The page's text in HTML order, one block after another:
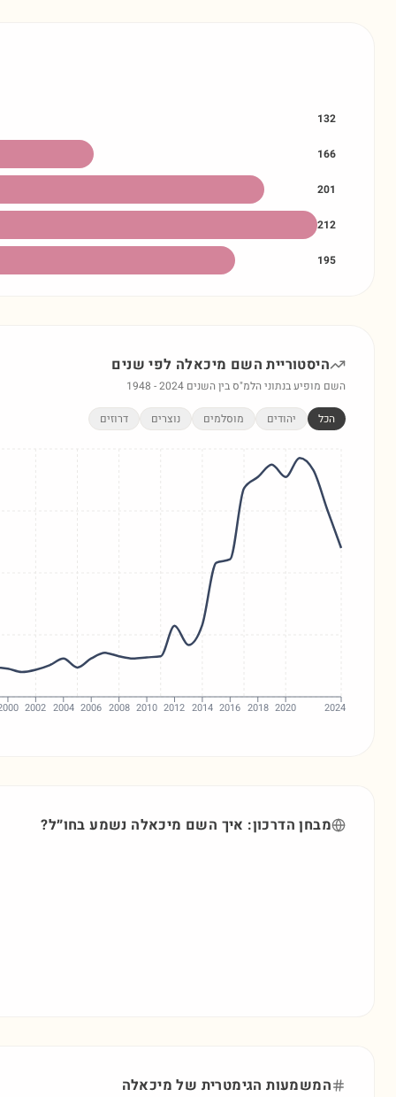
132
166
201
212
195
היסטוריית השם מיכאלה לפי שנים
השם מופיע בנתוני הלמ"ס בין השנים 1948 -2024
הכל יהודים מוסלמים נוצרים דרוזים
2002 2004 2006 2008 2010 2012 2014 2016 2018 2020 2024
מבחן הדרכון: איך השם מיכאלה נשמע בחו״ל?
המשמעות הגימטרית של מיכאלה